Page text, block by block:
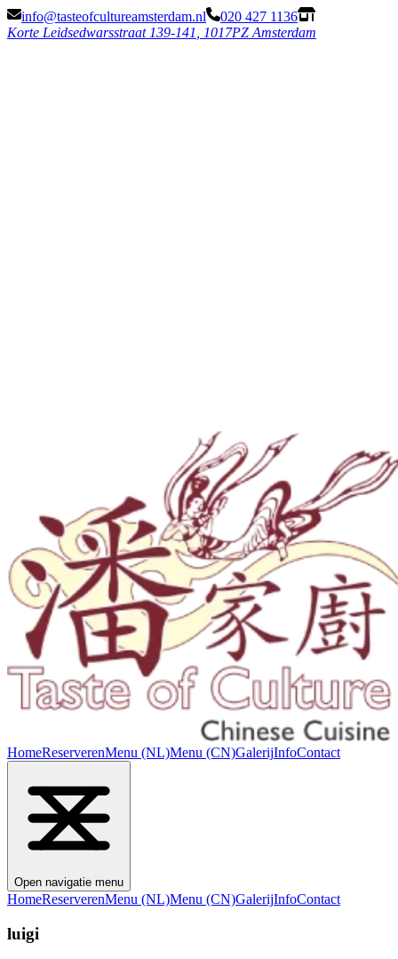
info@tasteofcultureamsterdam.nl
020 427 1136
Korte Leidsedwarsstraat 139-141
1017PZ Amsterdam
HomeReserverenMenu (NL)Menu (CN)GalerijInfoContact
Open navigatie menu
HomeReserverenMenu (NL)Menu (CN)GalerijInfoContact
luigi